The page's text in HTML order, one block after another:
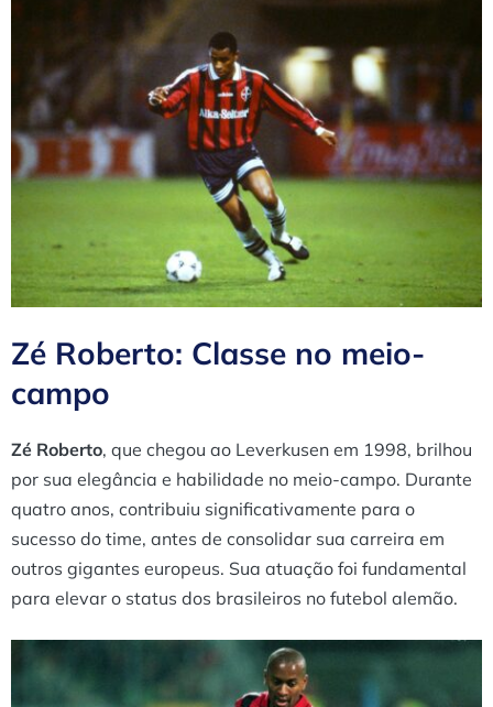
Zé Roberto: Classe no meio-
campo
Zé Roberto, que chegou ao Leverkusen em 1998, brilhou
por sua elegância e habilidade no meio-campo. Durante
quatro anos, contribuiu significativamente para o
sucesso do time, antes de consolidar sua carreira em
outros gigantes europeus. Sua atuação foi fundamental
para elevar o status dos brasileiros no futebol alemão.